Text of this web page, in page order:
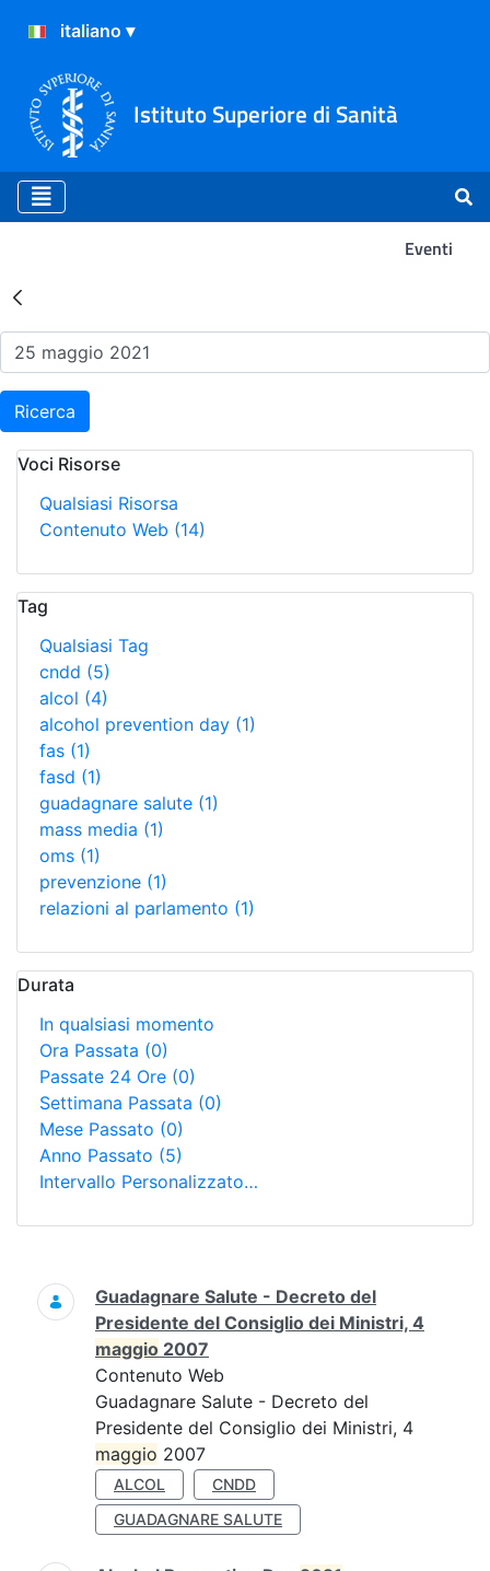
Istituto Superiore di Sanità
Eventi
Risultati della Ricerca -
Ricerca
Voci Risorse
Qualsiasi Risorsa
Contenuto Web (14)
Tag
Qualsiasi Tag
cndd (5)
alcol (4)
alcohol prevention day (1)
fas (1)
fasd (1)
guadagnare salute (1)
mass media (1)
oms (1)
prevenzione (1)
relazioni al parlamento (1)
Durata
In qualsiasi momento
Ora Passata (0)
Passate 24 Ore (0)
Settimana Passata (0)
Mese Passato (0)
Anno Passato (5)
Intervallo Personalizzato…
Ricerca
Guadagnare Salute - Decreto del
Presidente del Consiglio dei Ministri, 4
maggio 2007
Contenuto Web
Guadagnare Salute - Decreto del
Presidente del Consiglio dei Ministri, 4
maggio 2007
ALCOL
CNDD
GUADAGNARE SALUTE